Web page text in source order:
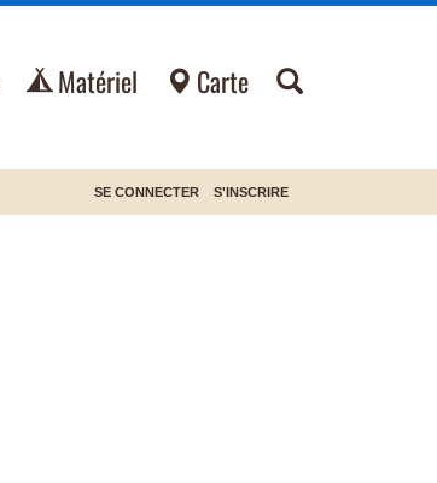
Matériel Carte
SE CONNECTER S'INSCRIRE